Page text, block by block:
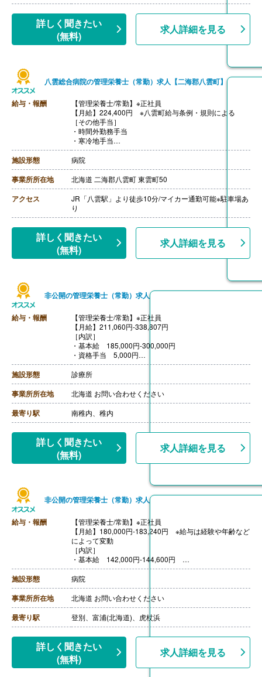
詳しく聞きたい
(無料)
求人詳細を見る
八雲総合病院の管理栄養士（常勤）求人【二海郡八雲町】
給与・報酬
【管理栄養士/常勤】※正社員
【月給】224,400円 ※八雲町給与条例・規則による
［その他手当］
・時間外勤務手当
・寒冷地手当
・住宅手当
【賞与】年2回（計4.60ヶ月分）※前年度実績、初年度は
減額あり
【通勤手当】あり（上限42,000円/月）※片道2km以上の
方
【昇給】あり（1月あたり1.00％-1.03％）※前年度実績
【退職金】あり※勤続1年以上
施設形態 病院
事業所所在地 北海道 二海郡八雲町 東雲町50
アクセス
JR「八雲駅」より徒歩10分/マイカー通勤可能※駐車場あ
り
詳しく聞きたい
(無料)
求人詳細を見る
非公開の管理栄養士（常勤）求人
給与・報酬
【管理栄養士/常勤】※正社員
【月給】211,060円-338,807円
［内訳］
・基本給 185,000円-300,000円
・資格手当 5,000円
・固定残業代 21,060円-33,807円
［その他手当］
・住宅手当 20,000円（親の住宅より通勤の場合は対象
外）
【賞与】年2回（計3.00ヶ月分）※前年度実績
【通勤手当】あり（上限25,000円/月）
【昇給】あり（1月あたり3,000円）※前年度実績
施設形態 診療所
事業所所在地 北海道 お問い合わせください
最寄り駅 南稚内、稚内
詳しく聞きたい
(無料)
求人詳細を見る
非公開の管理栄養士（常勤）求人
給与・報酬
【管理栄養士/常勤】※正社員
【月給】180,000円-183,240円 ※給与は経験や年齢など
によって変動
［内訳］
・基本給 142,000円-144,600円
・職能手当 23,000円-23,640円
・資格手当 15,000円
［その他手当］
・住宅手当 上限20,000円
・家族手当 配偶者16,000円 子4,500円（第3子以降は
1,000円）
・寒冷地手当 45,000円-130,000円/年 ※病院規定によ
【賞与】年2回（計4.40ヶ月分）※前年度実績
【通勤手当】あり（上限20,000円/月）
【昇給】あり（年1回）
【退職金】あり※勤続3年以上
施設形態 病院
事業所所在地 北海道 お問い合わせください
最寄り駅 登別、富浦(北海道)、虎杖浜
詳しく聞きたい
(無料)
求人詳細を見る